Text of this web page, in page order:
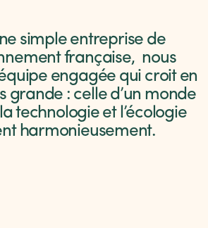
simple entreprise de
française, nous
engagée qui croit en
grande : celle d’un monde
technologie et l’écologie
harmonieusement.